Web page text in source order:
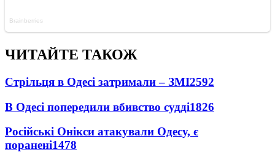
ЧИТАЙТЕ ТАКОЖ
Стрільця в Одесі затримали – ЗМІ2592
В Одесі попередили вбивство судді1826
Російські Онікси атакували Одесу, є
поранені1478